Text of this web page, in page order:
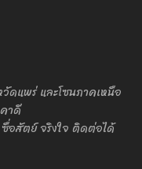
แพร่ และโซนภาคเหนือ
าดี
ซื่อสัตย์ จริงใจ ติดต่อได้